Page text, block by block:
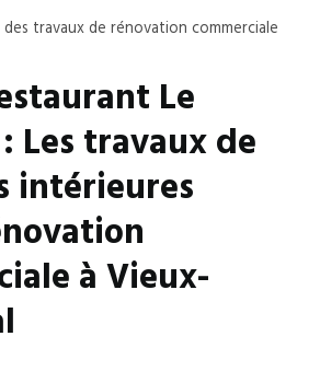
des travaux de rénovation commerciale
Le
Les travaux de
intérieures
à Vieux-